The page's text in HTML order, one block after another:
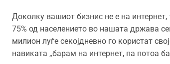
Доколку вашиот бизнис не е на
75% од населението во нашата држава
милион луѓе секојдневно го користат
навиката „барам на интернет, па потоа